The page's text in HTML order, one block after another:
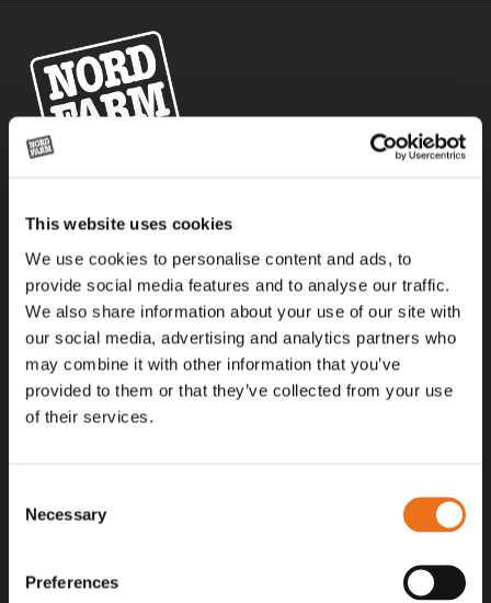
This website uses cookies
We use cookies to personalise content and ads, to
provide social media features and to analyse our traffic.
We also share information about your use of our site with
our social media, advertising and analytics partners who
may combine it with other information that you’ve
provided to them or that they’ve collected from your use
of their services.
Selection
Necessary
Preferences
gäller inte vid köp av enskild produkt, till exempel
reservdel. Kontakta din lokala återförsäljare för aktuella priser.
Surgatan 12, 602 28
Norrköping, Sweden
+46 (0)11 – 19 70 40
marknad@nordfarm.se